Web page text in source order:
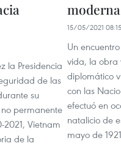
la Presidencia
de las
su
permanente
Vietnam
de la
15/05/2021 08:15
Un
vida, la obra
diplomático
con las
efectuó en
natalicio de
mayo de